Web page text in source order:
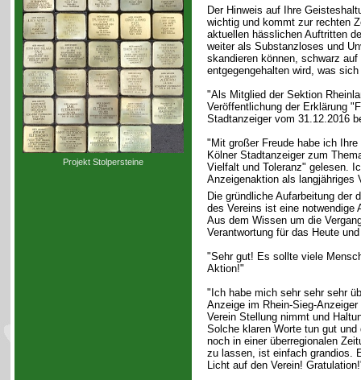
Projekt Stolpersteine
Der Hinweis auf Ihre
wichtig und kommt zur rechten
aktuellen hässlichen Auftritten
weiter als Substanzloses und
skandieren können, schwarz auf
entgegengehalten wird, was
"Als Mitglied der Sektion
Veröffentlichung der Erklärung
Stadtanzeiger vom 31.12.2016
"Mit großer Freude habe ich
Kölner Stadtanzeiger zum
Vielfalt und Toleranz" gelesen.
Anzeigenaktion als langjähriges
Die gründliche Aufarbeitung der
des Vereins ist eine notwendige
Aus dem Wissen um die
Verantwortung für das Heute
"Sehr gut! Es sollte viele
Aktion!"
"Ich habe mich sehr sehr sehr
Anzeige im Rhein-Sieg-
Verein Stellung nimmt und
Solche klaren Worte tun gut und
noch in einer überregionalen
zu lassen, ist einfach grandios.
Licht auf den Verein!